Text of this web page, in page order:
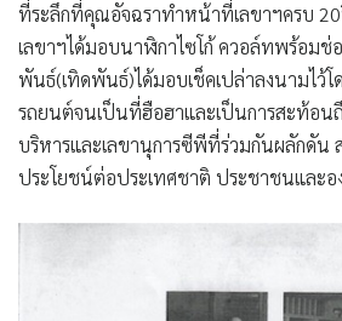
ที่ระลึกที่คุณอัจฉราทำหน้าที่เลขาฯครบ
เลขาฯได้มอบนาฬิกาไซโก้ ควอล์ทพร้อม
พันธ์(เทิดพันธ์)ได้มอบเช็คเปล่าลงนามไว้โ
รถยนต์จนเป็นที่ฮือฮาและเป็นการสะท้อน
บริหารและเลขานุการซีพีที่ร่วมกันผลักดัน
ประโยชน์ต่อประเทศชาติ ประชาชนและอ